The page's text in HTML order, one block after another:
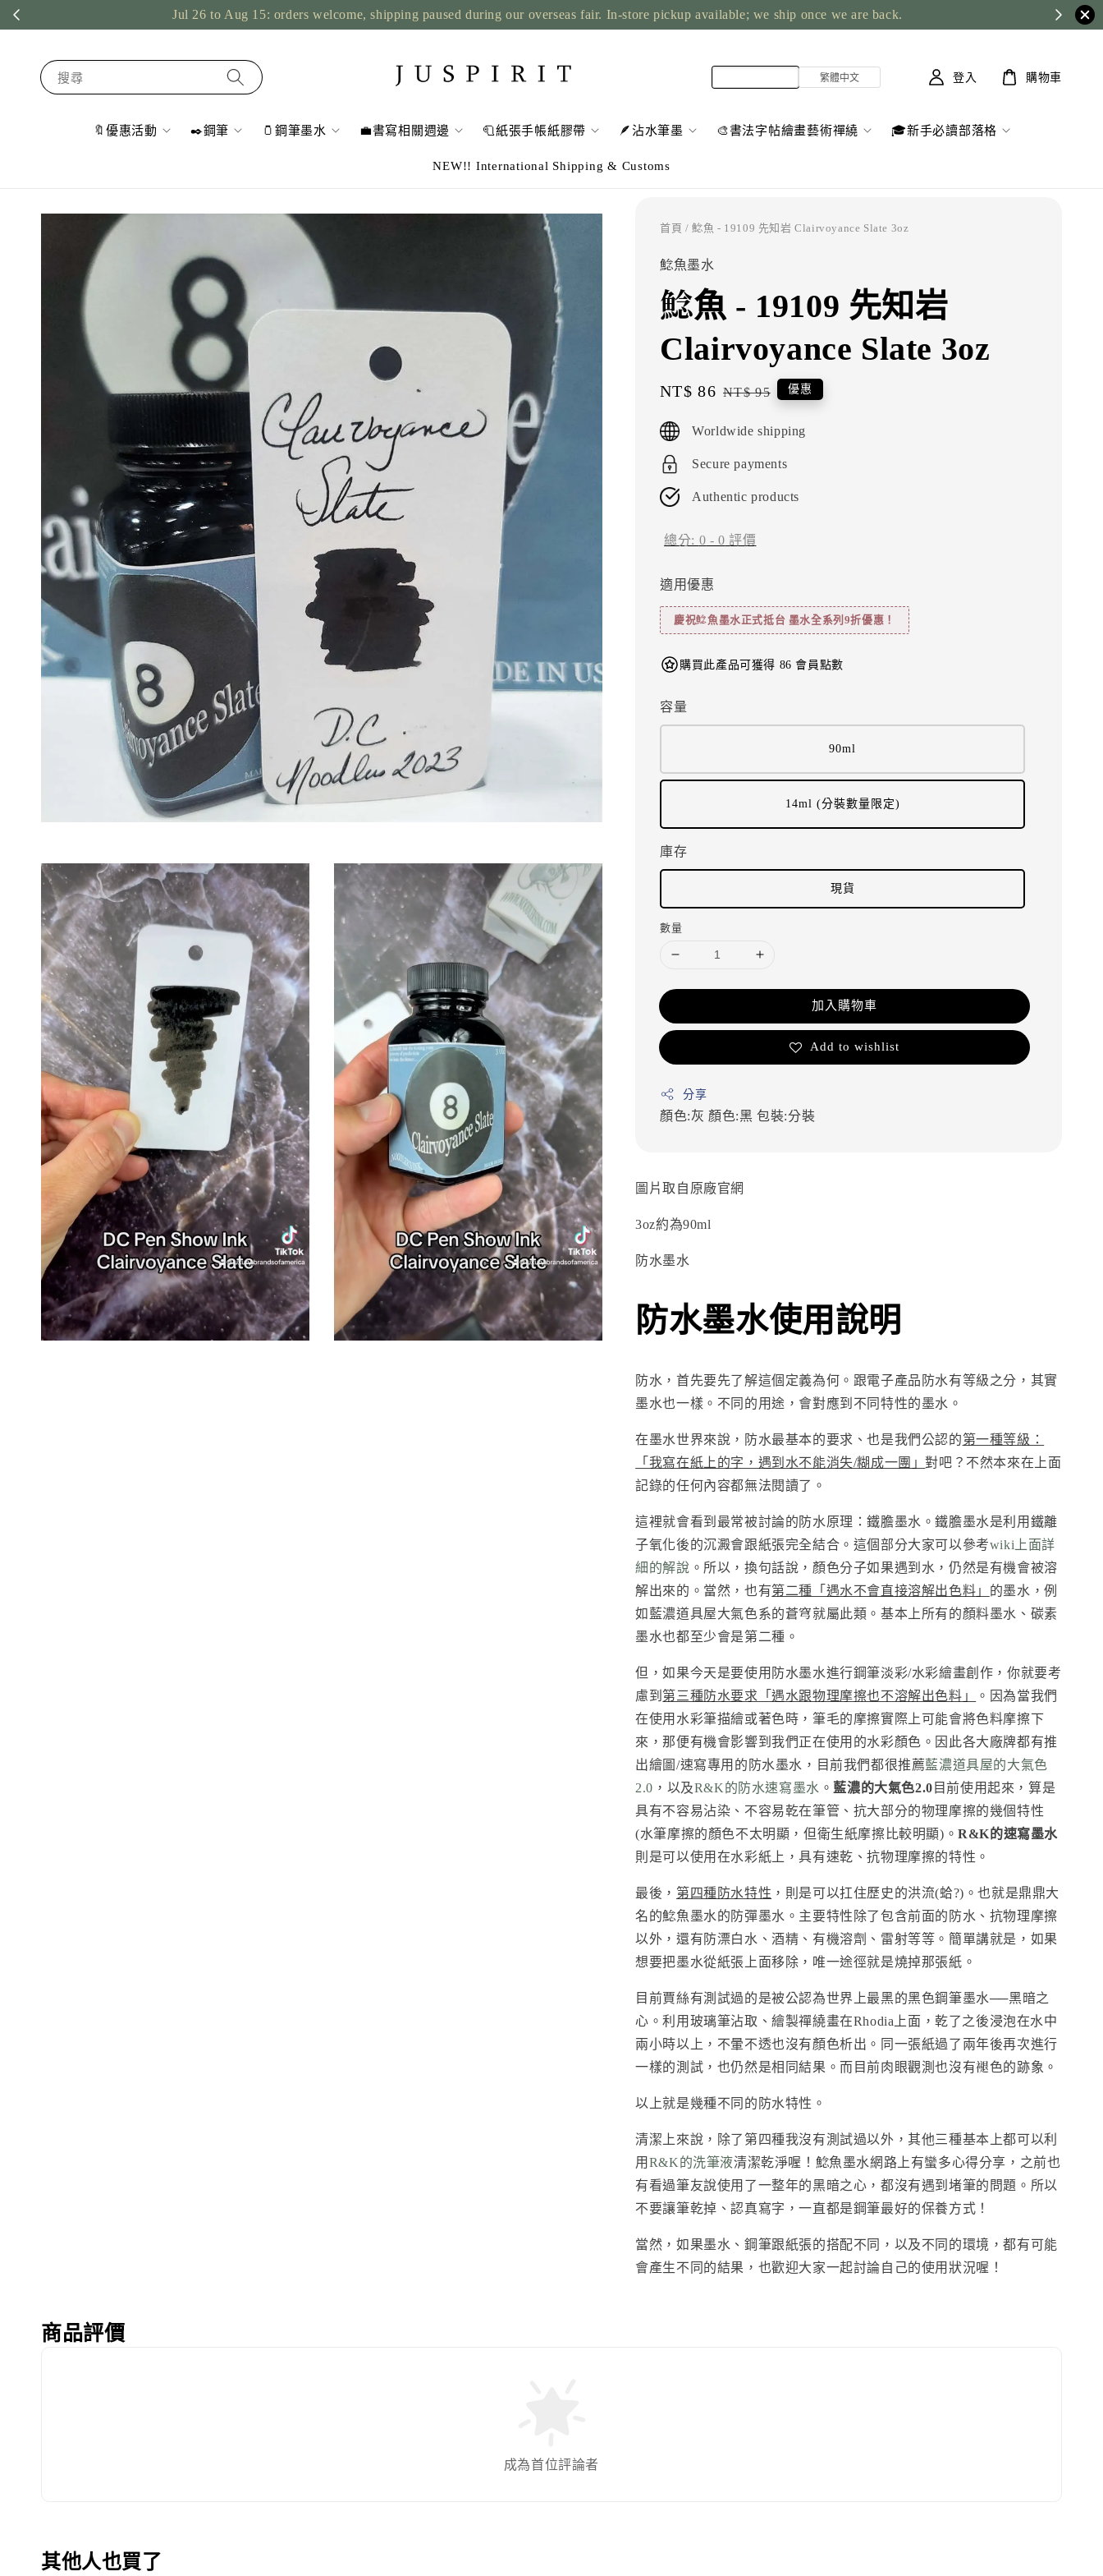
Jul 26 to Aug 15: orders welcome, shipping paused during our overseas fair. In-store pickup available; we ship once we are back.
搜尋
🔖優惠活動 ✒️鋼筆 🫙鋼筆墨水 💼書寫相關週邊 🧻紙張手帳紙膠帶 🪶沾水筆墨 🎨書法字帖繪畫藝術禪繞 🎓新手必讀部落格
NEW!! International Shipping & Customs
登入 購物車
首頁 / 鯰魚 - 19109 先知岩 Clairvoyance Slate 3oz
鯰魚墨水
鯰魚 - 19109 先知岩
Clairvoyance Slate 3oz
Sale
NT$ 86 Regular
NT$ 95 優惠
Worldwide shipping
Secure payments
Authentic products
總分: 0 -0 評價
適用優惠
慶祝鯰魚墨水正式抵台 墨水全系列9折優惠！
購買此產品可獲得 86 會員點數
容量
90ml
14ml (分裝數量限定)
庫存
現貨
數量
加入購物車
Add to wishlist
分享
顏色:灰 顏色:黑包裝:分裝
圖片取自原廠官網
3oz約為90ml
防水墨水
防水墨水使用說明
防水，首先要先了解這個定義為何。跟電子產品防水有等級之分，其實
墨水也一樣。不同的用途，會對應到不同特性的墨水。
在墨水世界來說，防水最基本的要求、也是我們公認的第一種等級：
「我寫在紙上的字，遇到水不能消失/糊成一團」對吧？不然本來在上面
記錄的任何內容都無法閱讀了。
這裡就會看到最常被討論的防水原理：鐵膽墨水。鐵膽墨水是利用鐵離
子氧化後的沉澱會跟紙張完全結合。這個部分大家可以參考wiki上面詳
細的解說 。所以，換句話說，顏色分子如果遇到水，仍然是有機會被溶
解出來的。當然，也有第二種「遇水不會直接溶解出色料」 的墨水，例
如藍濃道具屋大氣色系的蒼穹就屬此類。基本上所有的顏料墨水、碳素
墨水也都至少會是第二種。
但，如果今天是要使用防水墨水進行鋼筆淡彩/水彩繪畫創作，你就要考
慮到 第三種防水要求「遇水跟物理摩擦也不溶解出色料」
。因為當我們
在使用水彩筆描繪或著色時，筆毛的摩擦實際上可能會將色料摩擦下
來，那便有機會影響到我們正在使用的水彩顏色。因此各大廠牌都有推
出繪圖/速寫專用的防水墨水，目前我們都很推薦藍濃道具屋的大氣色
2.0 ，以及R&K的防水速寫墨水 。 藍濃的大氣色2.0 目前使用起來，算是
具有不容易沾染、不容易乾在筆管、抗大部分的物理摩擦的幾個特性
(水筆摩擦的顏色不太明顯，但衛生紙摩擦比較明顯)。R&K的速寫墨水
則是可以使用在水彩紙上，具有速乾、抗物理摩擦的特性。
最後， 第四種防水特性 ，則是可以扛住歷史的洪流(蛤?)。也就是鼎鼎大
名的鯰魚墨水的防彈墨水。主要特性除了包含前面的防水、抗物理摩擦
以外，還有防漂白水、酒精、有機溶劑、雷射等等。簡單講就是，如果
想要把墨水從紙張上面移除，唯一途徑就是燒掉那張紙。
目前賈絲有測試過的是被公認為世界上最黑的黑色鋼筆墨水──黑暗之
心。利用玻璃筆沾取、繪製禪繞畫在Rhodia上面，乾了之後浸泡在水中
兩小時以上，不暈不透也沒有顏色析出。同一張紙過了兩年後再次進行
一樣的測試，也仍然是相同結果。而目前肉眼觀測也沒有褪色的跡象。
以上就是幾種不同的防水特性。
清潔上來說，除了第四種我沒有測試過以外，其他三種基本上都可以利
用 R&K的洗筆液清潔乾淨喔！鯰魚墨水網路上有蠻多心得分享，之前也
有看過筆友說使用了一整年的黑暗之心，都沒有遇到堵筆的問題。所以
不要讓筆乾掉、認真寫字，一直都是鋼筆最好的保養方式！
當然，如果墨水、鋼筆跟紙張的搭配不同，以及不同的環境，都有可能
會產生不同的結果，也歡迎大家一起討論自己的使用狀況喔！
商品評價
成為首位評論者
其他人也買了